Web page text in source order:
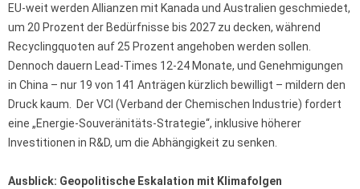
EU-weit werden Allianzen mit Kanada und Australien geschmiedet,
um 20 Prozent der Bedürfnisse bis 2027 zu decken, während
Recyclingquoten auf 25 Prozent angehoben werden sollen.
Dennoch dauern Lead-Times 12-24 Monate, und Genehmigungen
in China – nur 19 von 141 Anträgen kürzlich bewilligt – mildern den
Druck kaum. Der VCI (Verband der Chemischen Industrie) fordert
eine „Energie-Souveränitäts-Strategie“, inklusive höherer
Investitionen in R&D, um die Abhängigkeit zu senken.
Ausblick: Geopolitische Eskalation mit Klimafolgen